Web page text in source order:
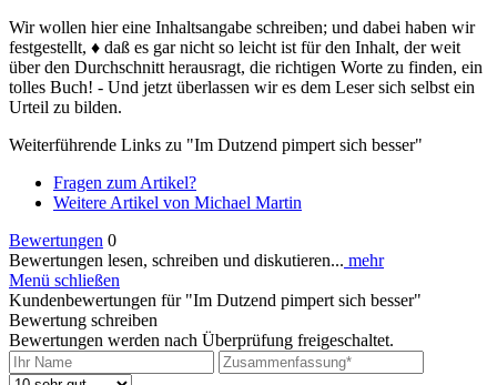
Wir wollen hier eine Inhaltsangabe schreiben; und dabei haben wir
festgestellt, ♦ daß es gar nicht so leicht ist für den Inhalt, der weit
über den Durchschnitt herausragt, die richtigen Worte zu finden, ein
tolles Buch! - Und jetzt überlassen wir es dem Leser sich selbst ein
Urteil zu bilden.
Weiterführende Links zu "Im Dutzend pimpert sich besser"
Fragen zum Artikel?
Weitere Artikel von Michael Martin
Bewertungen 0
Bewertungen lesen, schreiben und diskutieren... mehr
Menü schließen
Kundenbewertungen für "Im Dutzend pimpert sich besser"
Bewertung schreiben
Bewertungen werden nach Überprüfung freigeschaltet.